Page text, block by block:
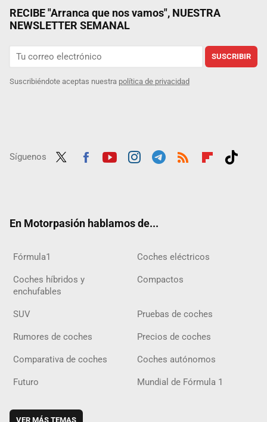
RECIBE "Arranca que nos vamos", NUESTRA
NEWSLETTER SEMANAL
SUSCRIBIR
Suscribiéndote aceptas nuestra política de privacidad
Síguenos
En Motorpasión hablamos de...
Fórmula1 Coches eléctricos
Coches híbridos y
enchufables
Compactos
SUV Pruebas de coches
Rumores de coches Precios de coches
Comparativa de coches Coches autónomos
Futuro Mundial de Fórmula 1
VER MÁS TEMAS